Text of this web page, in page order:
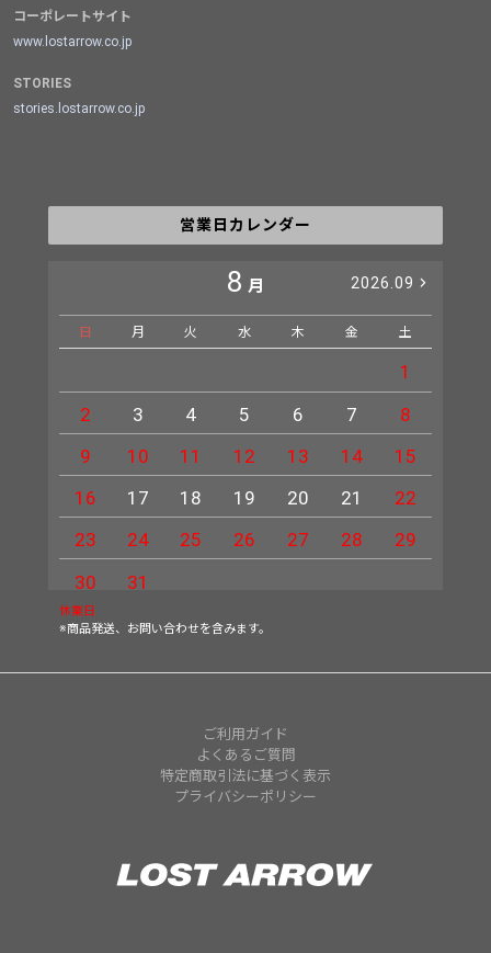
コーポレートサイト
www.lostarrow.co.jp
STORIES
stories.lostarrow.co.jp
営業日カレンダー
8 月 2026.09
日 月 火 水 木 金 土
1
2
3 4 5 6 7
8
9
10 11 12 13 14
15
16
17 18 19 20 21
22
23
24 25 26 27 28
29
30
31
休業日
※商品発送、お問い合わせを含みます。
ご利用ガイド
よくあるご質問
特定商取引法に基づく表示
プライバシーポリシー